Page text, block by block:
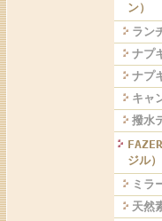
ン）
ラン
ナプ
ナプ
キャ
撥水
ジル）
ミラ
天然